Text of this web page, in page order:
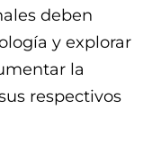
deben
y explorar
la
respectivos